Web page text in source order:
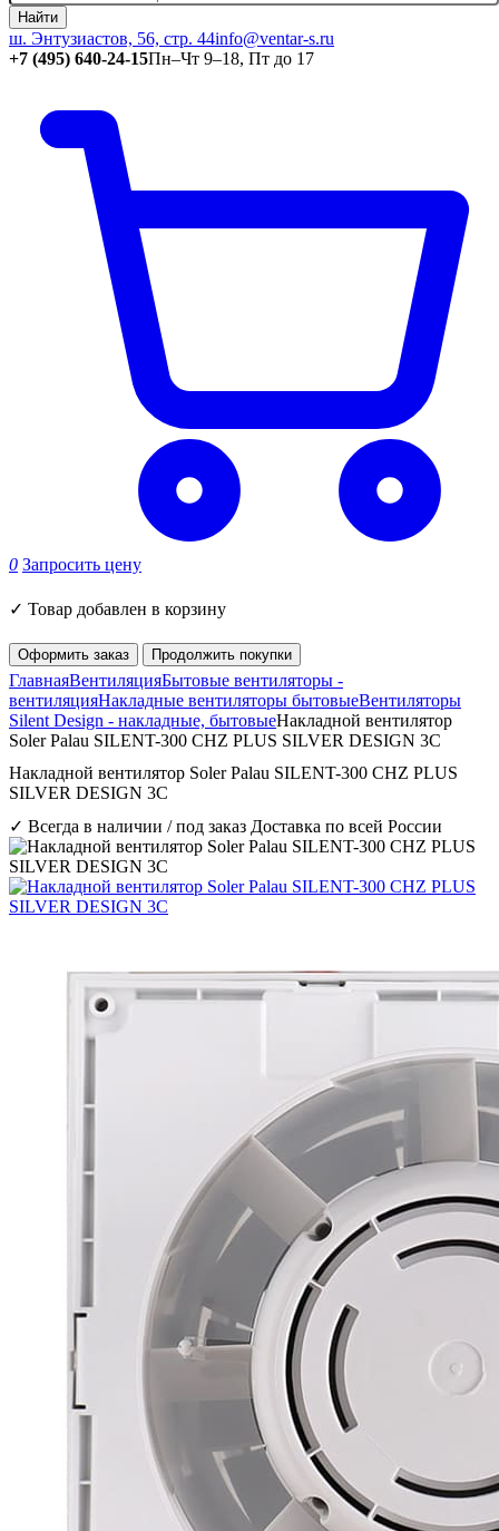
Найти
ш. Энтузиастов, 56, стр. 44info@ventar-s.ru
+7 (495) 640-24-15Пн–Чт 9–18, Пт до 17
0 Запросить цену
✓ Товар добавлен в корзину
Оформить заказ Продолжить покупки
ГлавнаяВентиляцияБытовые вентиляторы -
вентиляцияНакладные вентиляторы бытовыеВентиляторы
Silent Design - накладные, бытовыеНакладной вентилятор
Soler Palau SILENT-300 CHZ PLUS SILVER DESIGN 3C
Накладной вентилятор Soler Palau SILENT-300 CHZ PLUS
SILVER DESIGN 3C
✓ Всегда в наличии / под заказ Доставка по всей России